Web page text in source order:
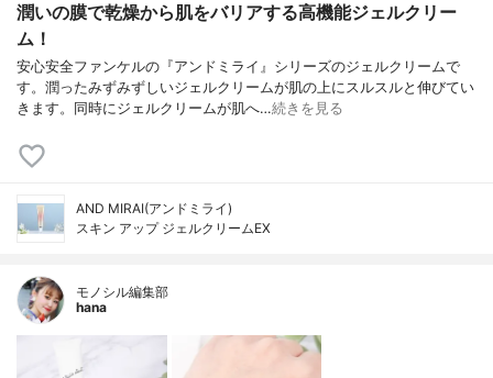
潤いの膜で乾燥から肌をバリアする高機能ジェルクリー
ム！
安心安全ファンケルの『アンドミライ』シリーズのジェルクリームで
す。潤ったみずみずしいジェルクリームが肌の上にスルスルと伸びてい
きます。同時にジェルクリームが肌へ…続きを見る
AND MIRAI(アンドミライ)
スキン アップ ジェルクリームEX
モノシル編集部
hana